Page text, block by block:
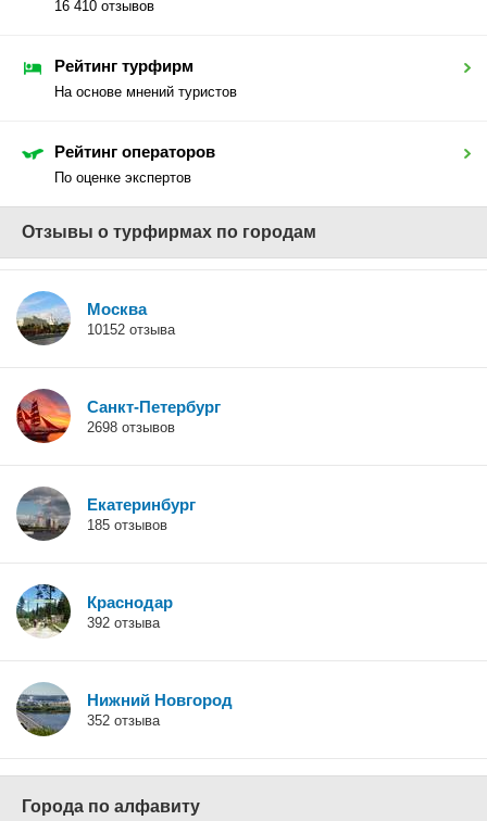
16 410 отзывов
Рейтинг турфирм
На основе мнений туристов
Рейтинг операторов
По оценке экспертов
Отзывы о турфирмах по городам
Москва
10152 отзыва
Санкт-Петербург
2698 отзывов
Екатеринбург
185 отзывов
Краснодар
392 отзыва
Нижний Новгород
352 отзыва
Города по алфавиту